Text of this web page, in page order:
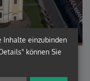
Inhalte einzubinden
können Sie